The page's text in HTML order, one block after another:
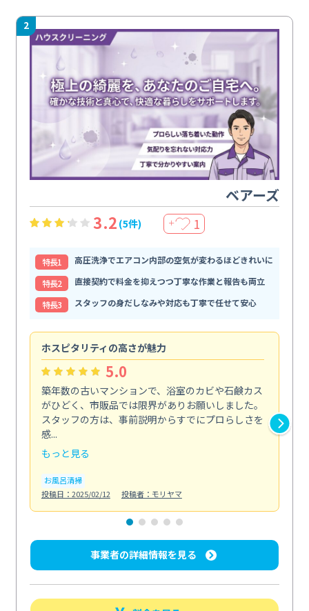
2
ベアーズ
3.2 (5件) ＋ 1
特⻑1
高圧洗浄でエアコン内部の空気が変わるほどきれいに
特⻑2
直接契約で料金を抑えつつ丁寧な作業と報告も両立
特⻑3
スタッフの身だしなみや対応も丁寧で任せて安心
ホスピタリティの高さが魅力
5.0
築年数の古いマンションで、浴室のカビや石鹸カス
がひどく、市販品では限界がありお願いしました。
スタッフの方は、事前説明からすでにプロらしさを
感...
もっと見る
お風呂清掃
投稿日：2025/02/12
投稿者：モリヤマ
事業者の詳細情報を見る